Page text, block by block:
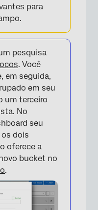
×
para
pesquisa
. Você
em seguida,
em seu
um terceiro
No
seu
dois
oferece a
bucket no
.